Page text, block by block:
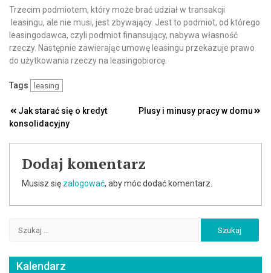
Trzecim podmiotem, który może brać udział w transakcji
leasingu, ale nie musi, jest zbywający. Jest to podmiot, od którego
leasingodawca, czyli podmiot finansujący, nabywa własność
rzeczy. Następnie zawierając umowę leasingu przekazuje prawo
do użytkowania rzeczy na leasingobiorcę.
Tags leasing
Nawigacja
wpisu
Jak starać się o kredyt
konsolidacyjny
Plusy i minusy pracy w domu
Dodaj komentarz
Musisz się zalogować, aby móc dodać komentarz.
Kalendarz